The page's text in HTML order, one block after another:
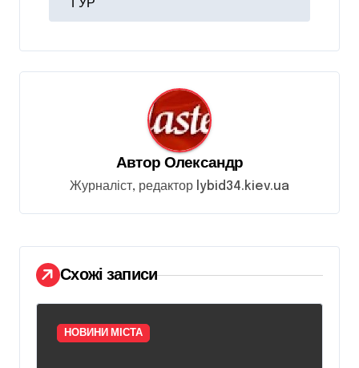
г
а
ц
п
и
с
і
в
ГУР
Автор Олександр
Журналіст, редактор lybid34.kiev.ua
Схожі записи
НОВИНИ МІСТА